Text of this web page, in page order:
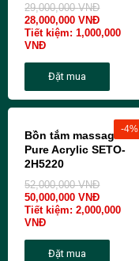
29,000,000VNĐ
28,000,000VNĐ
Tiết kiệm:1,000,000
VNĐ
Đặt mua
-4%
Bồn tắm massage
Pure Acrylic SETO-
2H5220
52,000,000VNĐ
50,000,000VNĐ
Tiết kiệm:2,000,000
VNĐ
Đặt mua